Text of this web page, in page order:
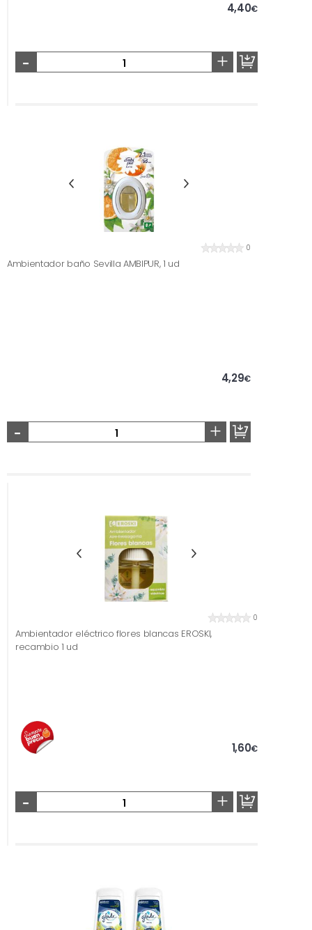
4,40€
- +
0
Ambientador baño Sevilla AMBIPUR, 1 ud
4,29€
- +
0
Ambientador eléctrico flores blancas EROSKI,
recambio 1 ud
1,60€
- +